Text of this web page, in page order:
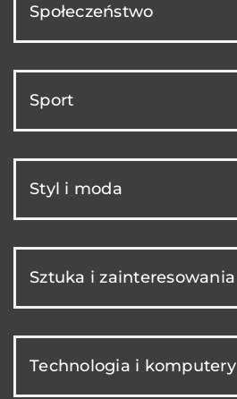
Społeczeństwo
Sport
Styl i moda
Sztuka i zainteresowania
Technologia i komputery